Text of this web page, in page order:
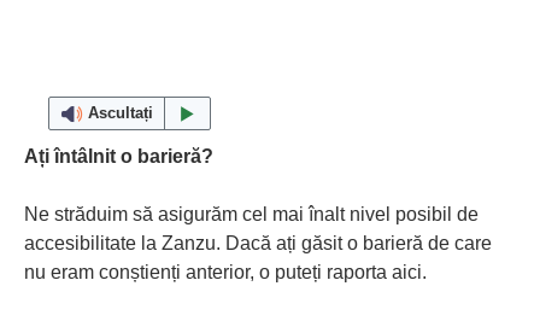
Ascultați
Ați întâlnit o barieră?
Ne străduim să asigurăm cel mai înalt nivel posibil de
accesibilitate la Zanzu. Dacă ați găsit o barieră de care
nu eram conștienți anterior, o puteți raporta aici.